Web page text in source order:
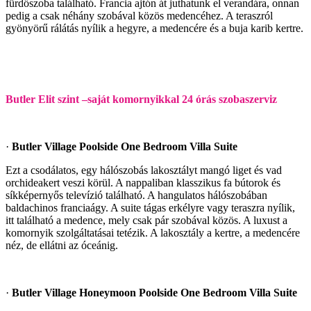
fürdőszoba található. Francia ajtón át juthatunk el verandára, onnan
pedig a csak néhány szobával közös medencéhez. A teraszról
gyönyörű rálátás nyílik a hegyre, a medencére és a buja karib kertre.
Butler Elit szint –saját komornyikkal 24 órás szobaszerviz
· Butler Village Poolside One Bedroom Villa Suite
Ezt a csodálatos, egy hálószobás lakosztályt mangó liget és vad
orchideakert veszi körül. A nappaliban klasszikus fa bútorok és
síkképernyős televízió található. A hangulatos hálószobában
baldachinos franciaágy. A suite tágas erkélyre vagy teraszra nyílik,
itt található a medence, mely csak pár szobával közös. A luxust a
komornyik szolgáltatásai tetézik. A lakosztály a kertre, a medencére
néz, de ellátni az óceánig.
· Butler Village Honeymoon Poolside One Bedroom Villa Suite